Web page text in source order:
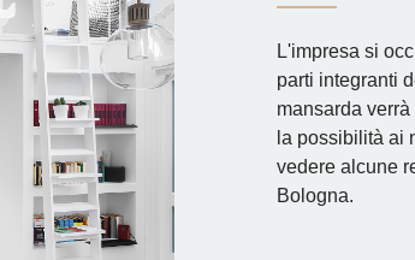
L'impresa si
parti integranti
mansarda
la possibilità ai
vedere alcune
Bologna.